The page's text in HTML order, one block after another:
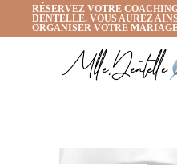
RÉSERVEZ VOTRE
DENTELLE. VOUS AUREZ
ORGANISER VOTRE